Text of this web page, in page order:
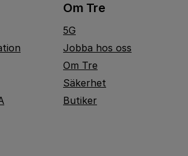
Om Tre
5G
Jobba hos oss
Om Tre
Säkerhet
Butiker